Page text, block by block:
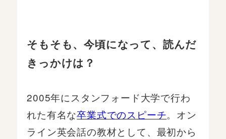
そもそも、今頃になって、読んだ
きっかけは？
2005年にスタンフォード大学で行わ
れた有名な卒業式でのスピーチ。オン
ライン英会話の教材として、最初から